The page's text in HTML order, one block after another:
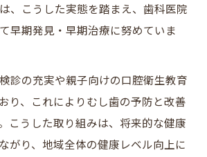
、こうした実態を踏まえ、歯科医院
早期発見・早期治療に努めていま
診の充実や親子向けの口腔衛生教育
り、これによりむし歯の予防と改善
こうした取り組みは、将来的な健康
がり、地域全体の健康レベル向上に